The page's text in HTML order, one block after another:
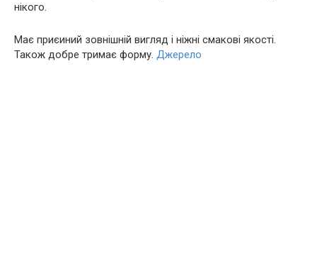
нікого.
Має приєиний зовнішній вигляд і ніжні смакові якості.
Також добре тримає форму. Джерело